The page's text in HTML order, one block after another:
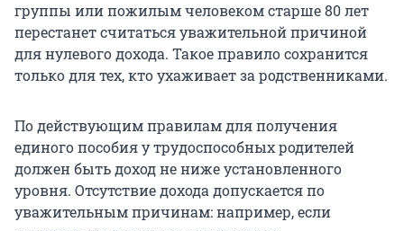
группы или пожилым человеком старше 80 лет
перестанет считаться уважительной причиной
для нулевого дохода. Такое правило сохранится
только для тех, кто ухаживает за родственниками.
По действующим правилам для получения
единого пособия у трудоспособных родителей
должен быть доход не ниже установленного
уровня. Отсутствие дохода допускается по
уважительным причинам: например, если